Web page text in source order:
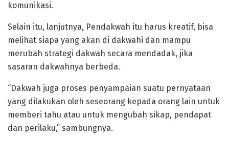
komunikasi.
Selain itu, lanjutnya, Pendakwah itu harus kreatif, bisa
melihat siapa yang akan di dakwahi dan mampu
merubah strategi dakwah secara mendadak, jika
sasaran dakwahnya berbeda.
“Dakwah juga proses penyampaian suatu pernyataan
yang dilakukan oleh seseorang kepada orang lain untuk
memberi tahu atau untuk mengubah sikap, pendapat
dan perilaku,” sambungnya.